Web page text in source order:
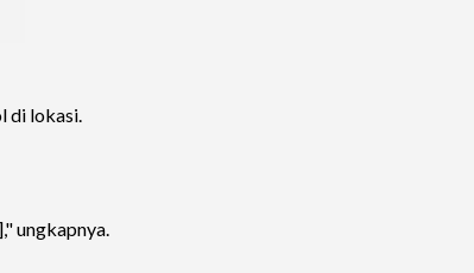
di lokasi.
ungkapnya.